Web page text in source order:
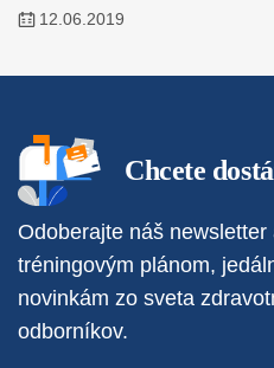
12.06.2019
Chcete
Odoberajte náš
tréningovým plánom,
novinkám zo sveta
odborníkov.